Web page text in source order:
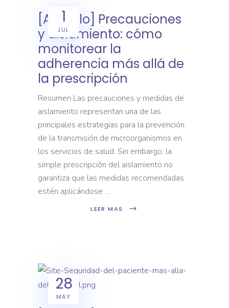
1
JUL
[Artículo] Precauciones
y aislamiento: cómo
monitorear la
adherencia más allá de
la prescripción
Resumen Las precauciones y medidas de
aislamiento representan una de las
principales estrategias para la prevención
de la transmisión de microorganismos en
los servicios de salud. Sin embargo, la
simple prescripción del aislamiento no
garantiza que las medidas recomendadas
estén aplicándose
LEER MAS
28
MAY